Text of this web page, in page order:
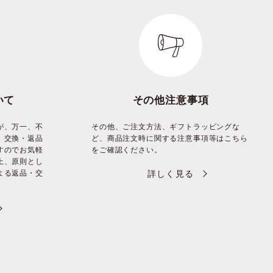
て
、万一、不
交換・返品
のでお気軽
、原則とし
る返品・交
その他注意事項
その他、ご注文方法、ギフトラッピングな
ど、商品注文時に関する注意事項等はこちら
をご確認ください。
詳しく見る